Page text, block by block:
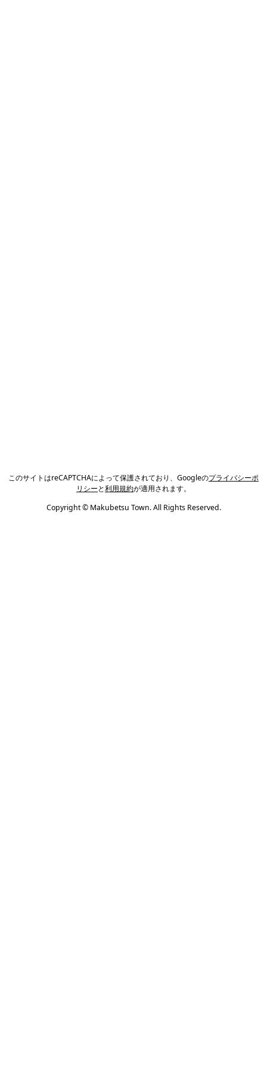
このサイトはreCAPTCHAによって保護されており、Googleのプライバシーポ
リシーと利用規約が適用されます。
Copyright © Makubetsu Town. All Rights Reserved.